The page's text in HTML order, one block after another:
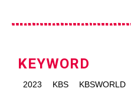
KEYWORD
2023 KBS KBSWORLD